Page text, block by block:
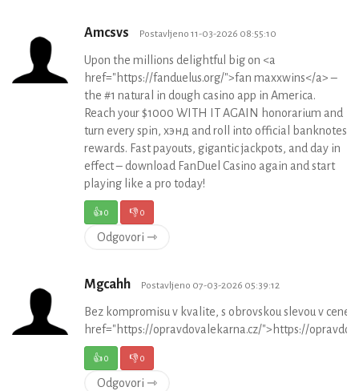
Amcsvs Postavljeno 11-03-2026 08:55:10
Upon the millions delightful big on <a
href="https://fanduelus.org/">fan maxxwins</a> –
the #1 natural in dough casino app in America.
Reach your $1000 WITH IT AGAIN honorarium and
turn every spin, хэнд and roll into official banknotes
rewards. Fast payouts, gigantic jackpots, and day in
effect – download FanDuel Casino again and start
playing like a pro today!
👍0 👎0
Odgovori ⇾
Mgcahh Postavljeno 07-03-2026 05:39:12
Bez kompromisu v kvalite, s obrovskou slevou v cene
href="https://opravdovalekarna.cz/">https://
👍0 👎0
Odgovori ⇾